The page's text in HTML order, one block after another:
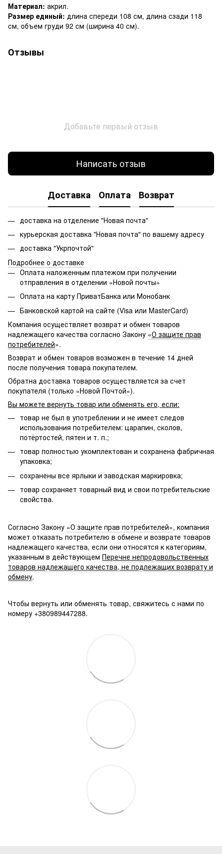
Материал: акрил.
Размер единый: длина спереди 108 см, длина сзади 118
см, объем груди 92 см (ширина 40 см).
Отзывы
Добавьте первый отзыв
Написать отзыв
Доставка Оплата Возврат
доставка на отделение "Новая почта"
курьерская доставка "Новая почта" по вашему адресу
доставка "Укрпочтой"
Подробнее о доставке
Оплата наложенным платежом при получении
отправления в отделении «Новой почты»
Оплата на карту ПриватБанка или Монобанк
Банковской картой на сайте (Visa или MasterCard)
Компания осуществляет возврат и обмен товаров
надлежащего качества согласно Закону «О защите прав
потребителей».
Возврат и обмен товаров возможен в течение 14 дней
после получения товара покупателем.
Обратна доставка товаров осуществляется за счет
покупателя (только «Новой Почтой»).
Вы можете вернуть товар или обменять его, если:
товар не был в употреблении и не имеет следов
использования потребителем: царапин, сколов,
потёртостей, пятен и т. п.;
товар полностью укомплектован и сохранена фабричная
упаковка;
сохранены все ярлыки и заводская маркировка;
товар сохраняет товарный вид и свои потребительские
свойства.
Согласно Закону «О защите прав потребителей», компания
может отказать потребителю в обмене и возврате товаров
надлежащего качества, если они относятся к категориям,
указанным в действующем Перечне непродовольственных
товаров надлежащего качества, не подлежащих возврату и
обмену.
Чтобы вернуть или обменять товар, свяжитесь с нами по
номеру +380989447288.